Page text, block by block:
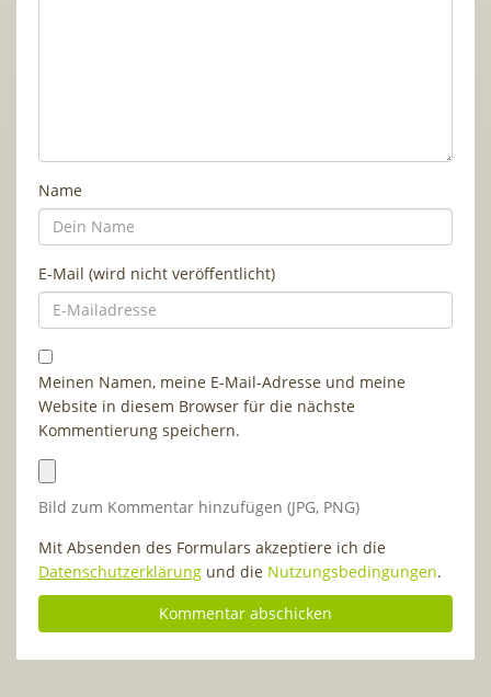
Name
E-Mail (wird nicht veröffentlicht)
Meinen Namen, meine E-Mail-Adresse und meine
Website in diesem Browser für die nächste
Kommentierung speichern.
Bild zum Kommentar hinzufügen (JPG, PNG)
Mit Absenden des Formulars akzeptiere ich die
Datenschutzerklärung und die Nutzungsbedingungen.